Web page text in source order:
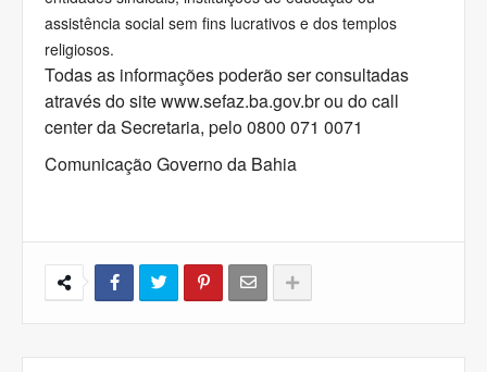
assistência social sem fins lucrativos e dos templos
religiosos.
Todas as informações poderão ser consultadas
através do site www.sefaz.ba.gov.br ou do call
center da Secretaria, pelo 0800 071 0071
Comunicação Governo da Bahia